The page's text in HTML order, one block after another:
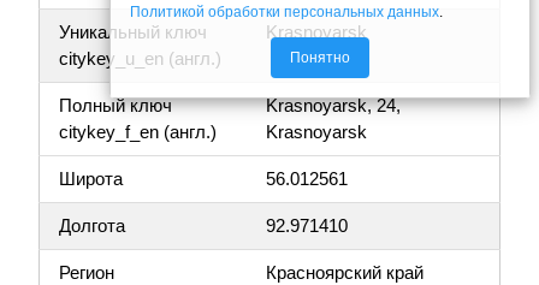
Уникальный ключ
citykey_u_en (англ.)
Krasnoyarsk
Полный ключ
citykey_f_en (англ.)
Krasnoyarsk, 24,
Krasnoyarsk
Широта 56.012561
Долгота 92.971410
Регион Красноярский край
Политикой обработки персональных данных.
Понятно